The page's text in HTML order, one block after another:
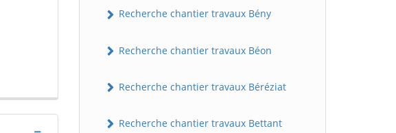
Recherche chantier travaux Bény
Recherche chantier travaux Béon
Recherche chantier travaux Béréziat
Recherche chantier travaux Bettant